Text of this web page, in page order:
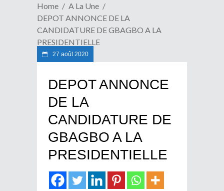
Home
A La Une
DEPOT ANNONCE DE LA
CANDIDATURE DE GBAGBO A LA
PRESIDENTIELLE
27 août 2020
DEPOT ANNONCE
DE LA
CANDIDATURE DE
GBAGBO A LA
PRESIDENTIELLE